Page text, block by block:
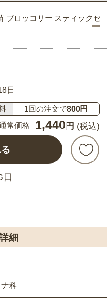
ブロッコリー スティックセ
日
1回の注文で800円
常価格
1,440 円 (税込)
日
細
ナ科